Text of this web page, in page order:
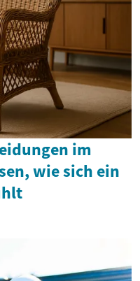
im
wie sich ein